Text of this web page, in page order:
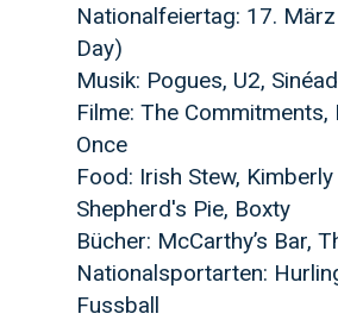
Nationalfeiertag: 17. März
Day)
Musik: Pogues, U2,
Filme: The Commitments,
Once
Food: Irish Stew,
Shepherd's Pie, Boxty
Bücher: McCarthy’s Bar,
Nationalsportarten:
Fussball